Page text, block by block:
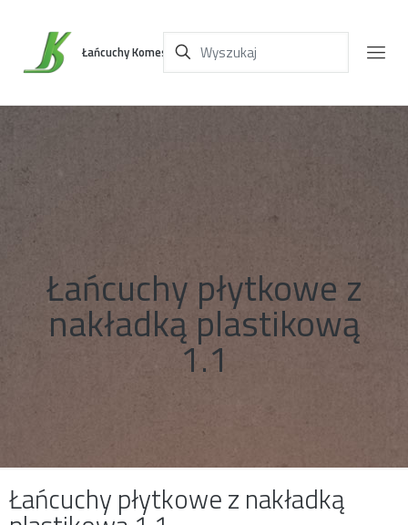
Łańcuchy Komes
Łańcuchy płytkowe z
nakładką plastikową
1.1
Łańcuchy płytkowe z nakładką